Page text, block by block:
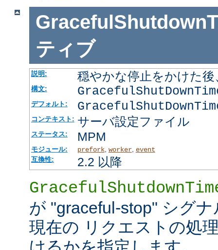
ティブ
説明: 穏やかな停止をかけた
構文:
デフォルト:
コンテキスト: サーバ設定ファイル
ステータス: MPM
モジュール: prefork, worker, event
互換性:
2.2 以降
が "graceful-stop" シグ
現在の リクエストの処